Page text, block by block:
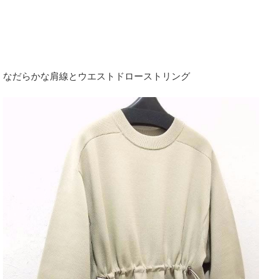
なだらかな肩線とウエストドローストリング